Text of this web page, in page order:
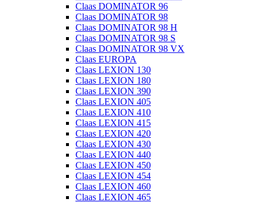
Claas DOMINATOR 96
Claas DOMINATOR 98
Claas DOMINATOR 98 H
Claas DOMINATOR 98 S
Claas DOMINATOR 98 VX
Claas EUROPA
Claas LEXION 130
Claas LEXION 180
Claas LEXION 390
Claas LEXION 405
Claas LEXION 410
Claas LEXION 415
Claas LEXION 420
Claas LEXION 430
Claas LEXION 440
Claas LEXION 450
Claas LEXION 454
Claas LEXION 460
Claas LEXION 465